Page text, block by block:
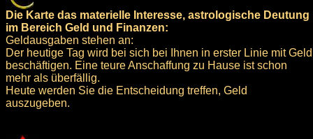
Die Karte das materielle Interesse, astrologische Deutung
im Bereich Geld und Finanzen:
Geldausgaben stehen an:
Der heutige Tag wird bei sich bei Ihnen in erster Linie mit Geld
beschäftigen. Eine teure Anschaffung zu Hause ist schon
mehr als überfällig.
Heute werden Sie die Entscheidung treffen, Geld
auszugeben.